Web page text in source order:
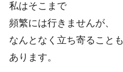
私はそこまで
頻繁には行きませんが、
なんとなく立ち寄ることも
あります。